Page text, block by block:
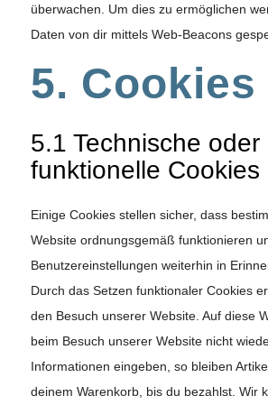
überwachen. Um dies zu ermöglichen
Daten von dir mittels Web-Beacons
5. Cookies
5.1 Technische oder
funktionelle Cookies
Einige Cookies stellen sicher, dass
Website ordnungsgemäß funktionieren
Benutzereinstellungen weiterhin in
Durch das Setzen funktionaler Cookies
den Besuch unserer Website. Auf diese
beim Besuch unserer Website nicht
Informationen eingeben, so bleiben
deinem Warenkorb, bis du bezahlst. Wir